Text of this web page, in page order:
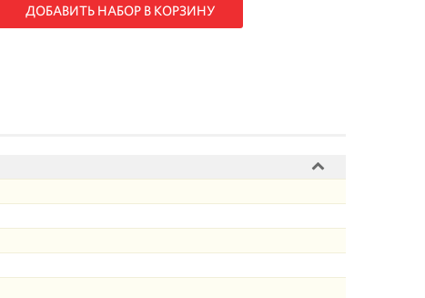
ДОБАВИТЬ НАБОР В КОРЗИНУ